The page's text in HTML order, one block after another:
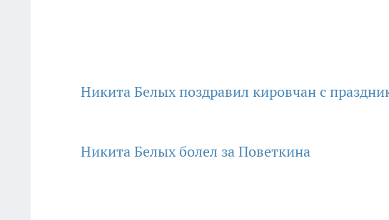
Никита Белых поздравил кировчан с
Никита Белых болел за Поветкина